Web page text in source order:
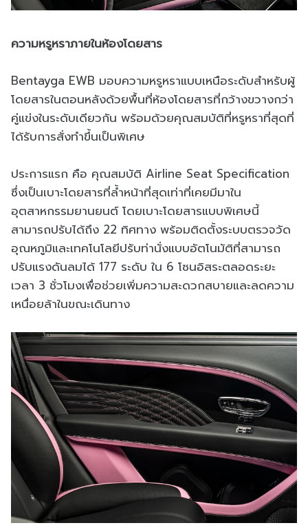
ความหรูหราภายในห้องโดยสาร
Bentayga EWB มอบความหรูหราแบบเหนือระดับสำหรับผู้
โดยสารในตอนหลังด้วยพื้นที่ห้องโดยสารที่กว้างขวางกว่า
คู่แข่งในระดับเดียวกัน พร้อมด้วยคุณสมบัติที่หรูหราที่สุดที่
ได้รับการสั่งทำขึ้นเป็นพิเศษ
ประการแรก คือ คุณสมบัติ Airline Seat Specification
ซึ่งเป็นเบาะโดยสารที่ล้ำหน้าที่สุดเท่าที่เคยมีมาใน
อุตสาหกรรมยานยนต์ โดยเบาะโดยสารแบบพิเศษนี้
สามารถปรับได้ถึง 22 ทิศทาง พร้อมติดตั้งระบบตรวจวัด
อุณหภูมิและเทคโนโลยีปรับท่านั่งแบบอัตโนมัติที่สามารถ
ปรับแรงดันลมได้ 177 ระดับ ใน 6 โซนอิสระตลอดระยะ
เวลา 3 ชั่วโมงเพื่อช่วยเพิ่มความสะดวกสบายและลดความ
เหนื่อยล้าในขณะเดินทาง